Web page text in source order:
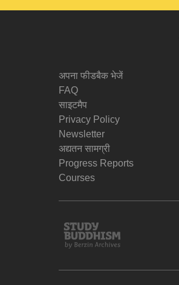
अपना फीडबैक भेजें
FAQ
साइटमैप
Privacy Policy
Newsletter
अद्यतन सामग्री
Progress Reports
Courses
Study
Buddhism